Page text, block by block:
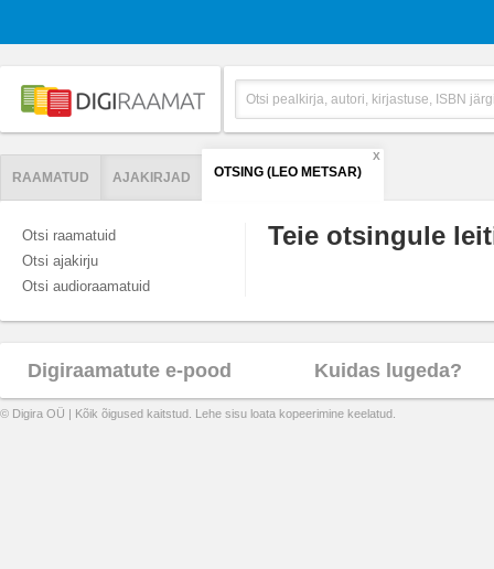
RAAMATUD AJAKIRJAD OTSING (LEO METSAR)
X
Otsi raamatuid
Otsi ajakirju
Otsi audioraamatuid
Teie otsingule
Digiraamatute e-pood Kuidas lugeda?
© Digira OÜ | Kõik õigused kaitstud. Lehe sisu loata kopeerimine keelatud.